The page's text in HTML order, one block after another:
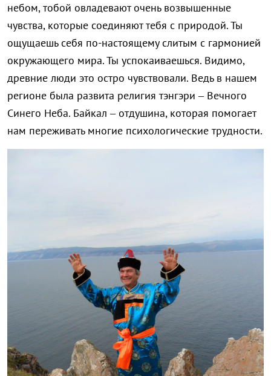
небом, тобой овладевают очень возвышенные
чувства, которые соединяют тебя с природой. Ты
ощущаешь себя по-настоящему слитым с гармонией
окружающего мира. Ты успокаиваешься. Видимо,
древние люди это остро чувствовали. Ведь в нашем
регионе была развита религия тэнгэри – Вечного
Синего Неба. Байкал – отдушина, которая помогает
нам переживать многие психологические трудности.